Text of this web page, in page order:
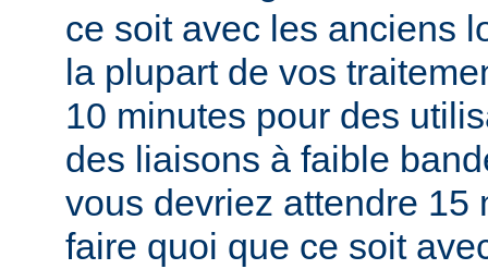
ce soit avec les anciens
la plupart de vos
10 minutes pour des
des liaisons à faible
vous devriez attendre 15
faire quoi que ce soit